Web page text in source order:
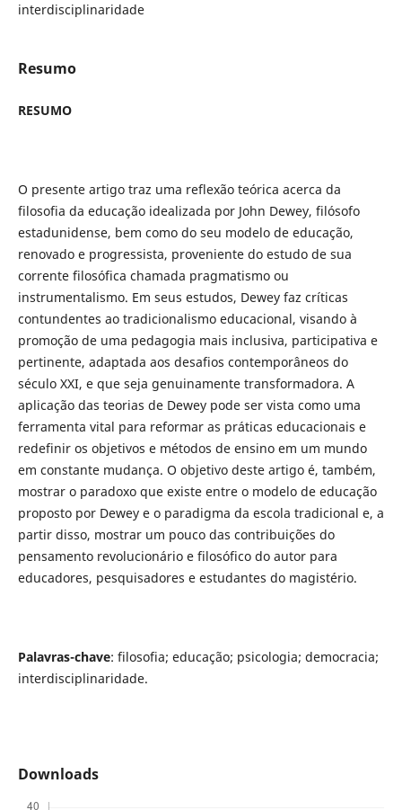
interdisciplinaridade
Resumo
RESUMO
O presente artigo traz uma reflexão teórica acerca da
filosofia da educação idealizada por John Dewey, filósofo
estadunidense, bem como do seu modelo de educação,
renovado e progressista, proveniente do estudo de sua
corrente filosófica chamada pragmatismo ou
instrumentalismo. Em seus estudos, Dewey faz críticas
contundentes ao tradicionalismo educacional, visando à
promoção de uma pedagogia mais inclusiva, participativa e
pertinente, adaptada aos desafios contemporâneos do
século XXI, e que seja genuinamente transformadora. A
aplicação das teorias de Dewey pode ser vista como uma
ferramenta vital para reformar as práticas educacionais e
redefinir os objetivos e métodos de ensino em um mundo
em constante mudança. O objetivo deste artigo é, também,
mostrar o paradoxo que existe entre o modelo de educação
proposto por Dewey e o paradigma da escola tradicional e, a
partir disso, mostrar um pouco das contribuições do
pensamento revolucionário e filosófico do autor para
educadores, pesquisadores e estudantes do magistério.
Palavras-chave: filosofia; educação; psicologia; democracia;
interdisciplinaridade.
Downloads